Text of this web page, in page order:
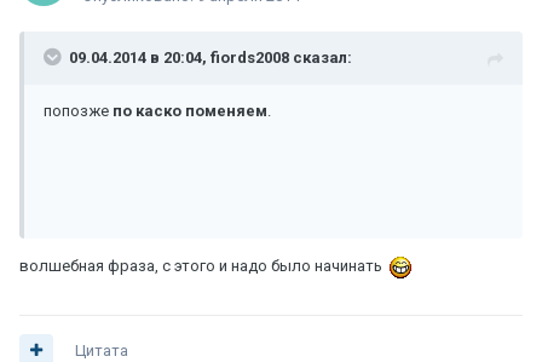
09.04.2014 в 20:04, fiords2008 сказал:
попозже по каско поменяем.
волшебная фраза, с этого и надо было начинать
Цитата